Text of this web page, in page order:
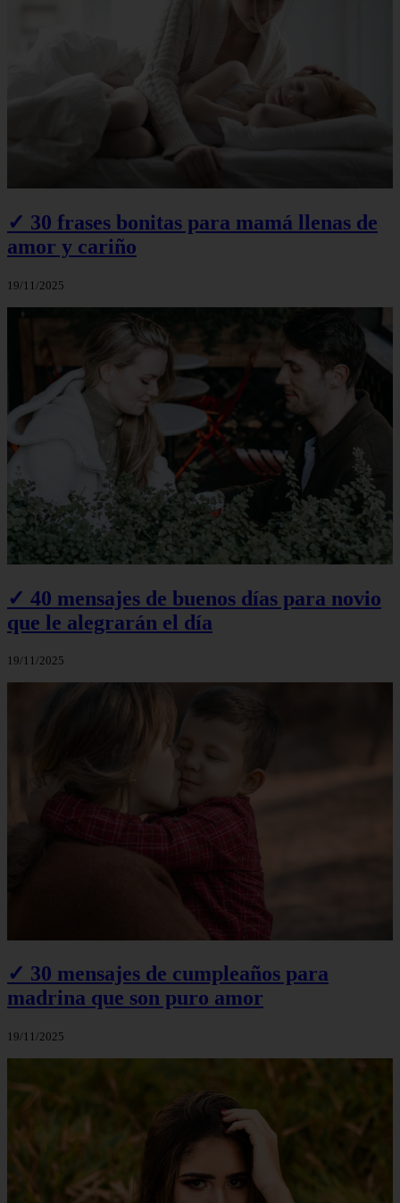
✓ 30 frases bonitas para mamá llenas de
amor y cariño
19/11/2025
✓ 40 mensajes de buenos días para novio
que le alegrarán el día
19/11/2025
✓ 30 mensajes de cumpleaños para
madrina que son puro amor
19/11/2025